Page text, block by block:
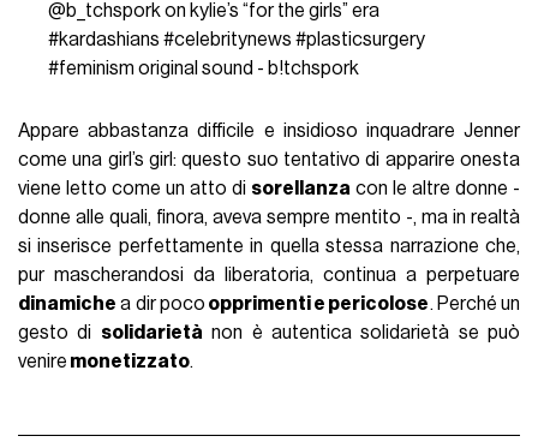
@b_tchspork on kylie’s “for the girls” era
#kardashians #celebritynews #plasticsurgery
#feminism original sound - b!tchspork
Appare abbastanza difficile e insidioso inquadrare Jenner
come una girl’s girl: questo suo tentativo di apparire onesta
viene letto come un atto di sorellanza con le altre donne -
donne alle quali, finora, aveva sempre mentito -, ma in realtà
si inserisce perfettamente in quella stessa narrazione che,
pur mascherandosi da liberatoria, continua a perpetuare
dinamiche a dir poco opprimenti e pericolose. Perché un
gesto di solidarietà non è autentica solidarietà se può
venire monetizzato.